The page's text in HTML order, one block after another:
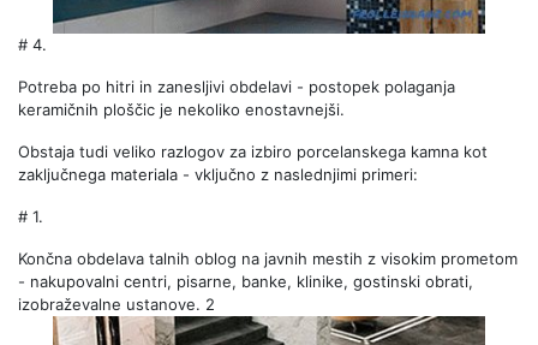
# 4.
Potreba po hitri in zanesljivi obdelavi - postopek polaganja
keramičnih ploščic je nekoliko enostavnejši.
Obstaja tudi veliko razlogov za izbiro porcelanskega kamna kot
zaključnega materiala - vključno z naslednjimi primeri:
# 1.
Končna obdelava talnih oblog na javnih mestih z visokim prometom
- nakupovalni centri, pisarne, banke, klinike, gostinski obrati,
izobraževalne ustanove. 2